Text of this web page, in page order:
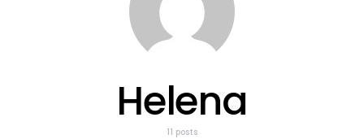
Helena
11 posts